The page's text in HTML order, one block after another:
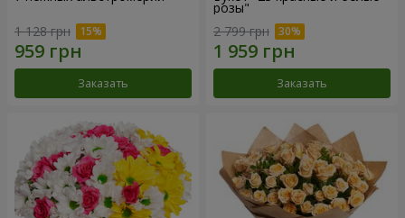
1 128 грн
Заказать
розы"
2 799 грн
Заказать